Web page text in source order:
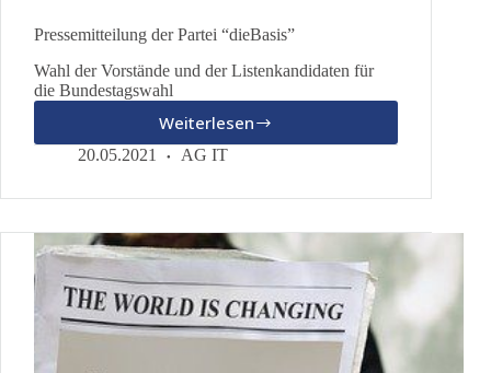
Pressemitteilung der Partei “dieBasis”
Wahl der Vorstände und der Listenkandidaten für
die Bundestagswahl
WeiterlesenPressemitteilung
der
“dieBasis”
20.05.2021 AG IT